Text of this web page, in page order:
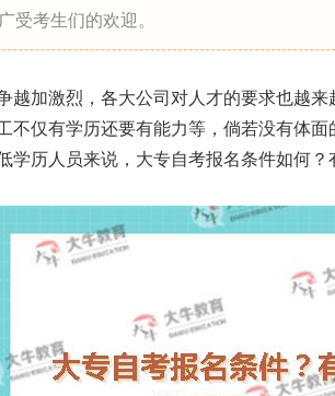
受考生们的欢迎。
越加激烈，各大公司对人才的要求也越
不仅有学历还要有能力等，倘若没有体
学历人员来说，大专自考报名条件如何？